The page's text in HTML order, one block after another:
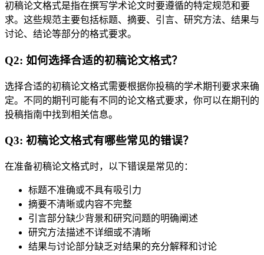
初稿论文格式是指在撰写学术论文时要遵循的特定规范和要
求。这些规范主要包括标题、摘要、引言、研究方法、结果与
讨论、结论等部分的格式要求。
Q2: 如何选择合适的初稿论文格式？
选择合适的初稿论文格式需要根据你投稿的学术期刊要求来确
定。不同的期刊可能有不同的论文格式要求，你可以在期刊的
投稿指南中找到相关信息。
Q3: 初稿论文格式有哪些常见的错误？
在准备初稿论文格式时，以下错误是常见的：
标题不准确或不具有吸引力
摘要不清晰或内容不完整
引言部分缺少背景和研究问题的明确阐述
研究方法描述不详细或不清晰
结果与讨论部分缺乏对结果的充分解释和讨论